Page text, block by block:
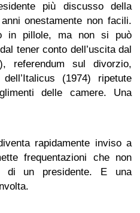
più discusso della
onestamente non facili.
in pillole, ma non si può
tener conto dell’uscita dal
referendum sul divorzio,
(1974) ripetute
delle camere. Una
rapidamente inviso a
frequentazioni che non
di un presidente. E una